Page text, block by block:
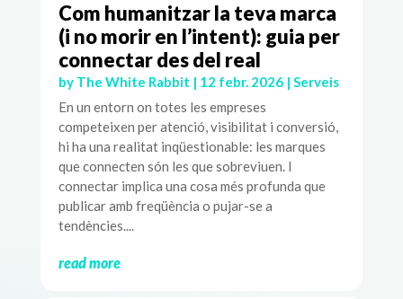
Com humanitzar la teva marca
(i no morir en l’intent): guia per
connectar des del real
by The White Rabbit | 12 febr. 2026| Serveis
En un entorn on totes les empreses
competeixen per atenció, visibilitat i conversió,
hi ha una realitat inqüestionable: les marques
que connecten són les que sobreviuen. I
connectar implica una cosa més profunda que
publicar amb freqüència o pujar-se a
tendències....
read more